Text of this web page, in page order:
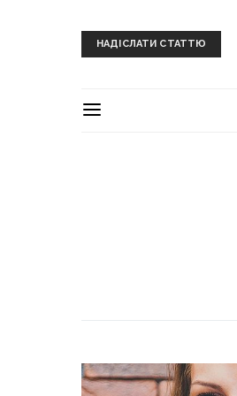
НАДІСЛАТИ СТАТТЮ